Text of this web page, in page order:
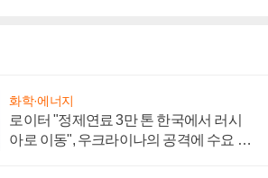
화학·에너지
로이터 "정제연료 3만 톤 한국에서 러시
아로 이동", 우크라이나의 공격에 수요 늘